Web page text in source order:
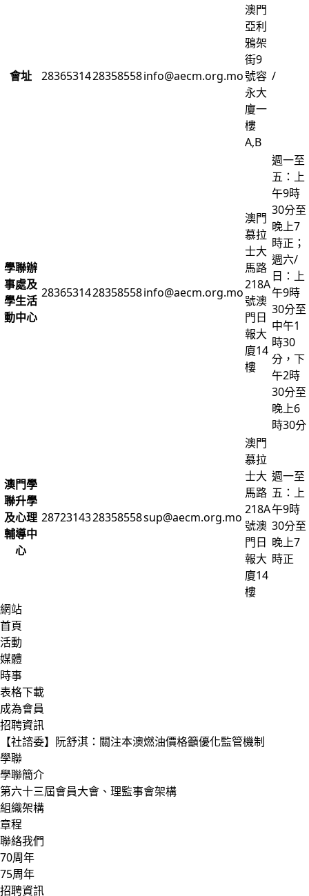
會址 2836531428358558info@aecm.org.mo
澳門
亞利
鴉架
街9
號容
永大
廈一
樓
A,B
/
學聯辦
事處及
學生活
動中心
2836531428358558info@aecm.org.mo
澳門
慕拉
士大
馬路
218A
號澳
門日
報大
廈14
樓
週一至
五：上
午9時
30分至
晚上7
時正；
週六/
日：上
午9時
30分至
中午1
時30
分，下
午2時
30分至
晚上6
時30分
澳門學
聯升學
及心理
輔導中
心
2872314328358558sup@aecm.org.mo
澳門
慕拉
士大
馬路
218A
號澳
門日
報大
廈14
樓
週一至
五：上
午9時
30分至
晚上7
時正
網站
首頁
活動
媒體
時事
表格下載
成為會員
招聘資訊
【社諮委】阮舒淇：關注本澳燃油價格籲優化監管機制
學聯
學聯簡介
第六十三屆會員大會、理監事會架構
組織架構
章程
聯絡我們
70周年
75周年
招聘資訊